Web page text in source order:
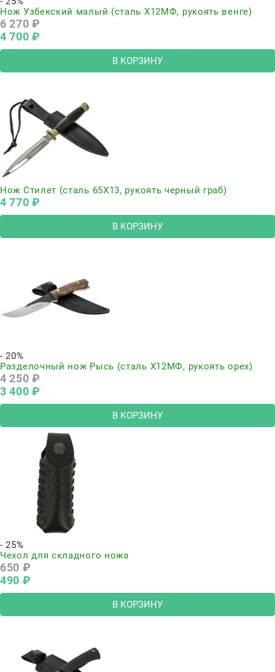
Нож Узбекский малый (сталь Х12МФ, рукоять венге)
6 270 ₽
4 700 ₽
В КОРЗИНУ
Нож Стилет (сталь 65Х13, рукоять черный граб)
4 770 ₽
В КОРЗИНУ
- 20%
Разделочный нож Рысь (сталь Х12МФ, рукоять орех)
4 250 ₽
3 400 ₽
В КОРЗИНУ
- 25%
Чехол для складного ножа
650 ₽
490 ₽
В КОРЗИНУ